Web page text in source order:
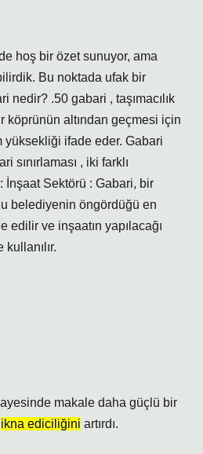
hoş bir özet sunuyor, ama
Bu noktada ufak bir
nedir? .50 gabari , taşımacılık
köprünün altından geçmesi için
ifade eder. Gabari
sınırlaması , iki farklı
İnşaat Sektörü : Gabari, bir
belediyenin öngördüğü en
edilir ve inşaatın yapılacağı
kullanılır.
makale daha güçlü bir
ikna ediciliğini artırdı.